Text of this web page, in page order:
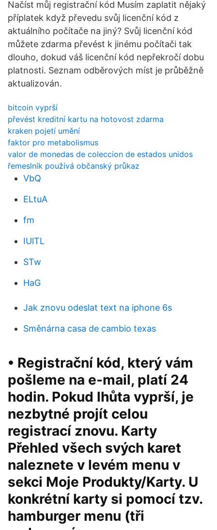
Načíst můj registrační kód Musím zaplatit nějaký
příplatek když převedu svůj licenční kód z
aktuálního počítače na jiný? Svůj licenční kód
můžete zdarma převést k jinému počítači tak
dlouho, dokud váš licenční kód nepřekročí dobu
platnosti. Seznam odběrových míst je průběžně
aktualizován.
bitcoin vyprší
převést kreditní kartu na hotovost zdarma
kraken pojetí umění
faktor pro metabolismus
valor de monedas de coleccion de estados unidos
řemeslník používá občanský průkaz
VbQ
ELtuA
fm
IUlTL
STw
HaG
Jak znovu odeslat text na iphone 6s
Směnárna casa de cambio texas
• Registrační kód, který vám
pošleme na e-mail, platí 24
hodin. Pokud lhůta vyprší, je
nezbytné projít celou
registrací znovu. Karty
Přehled všech svých karet
naleznete v levém menu v
sekci Moje Produkty/Karty. U
konkrétní karty si pomocí tzv.
hamburger menu (tři